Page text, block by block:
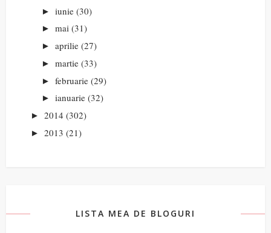
► iunie (30)
► mai (31)
► aprilie (27)
► martie (33)
► februarie (29)
► ianuarie (32)
► 2014 (302)
► 2013 (21)
LISTA MEA DE BLOGURI